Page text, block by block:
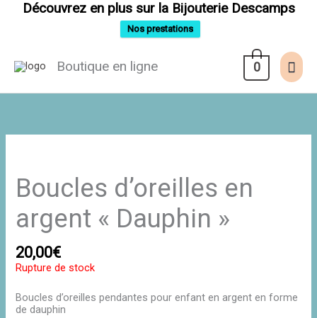
Découvrez en plus sur la Bijouterie Descamps
Nos prestations
Boutique en ligne 0
Boucles d’oreilles en
argent « Dauphin »
20,00€
Rupture de stock
Boucles d’oreilles pendantes pour enfant en argent en forme
de dauphin